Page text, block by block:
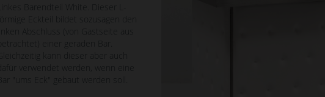
Linkes Barendteil White. Dieser L-
förmige Eckteil bildet sozusagen den
linken Abschluss (von Gastseite aus
betrachtet) einer geraden Bar.
Gleichzeitig kann dieser aber auch
dafür verwendet werden, wenn eine
Bar "ums Eck" gebaut werden soll.